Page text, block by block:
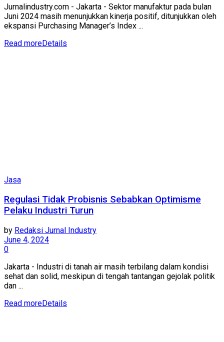
Jurnalindustry.com - Jakarta - Sektor manufaktur pada bulan
Juni 2024 masih menunjukkan kinerja positif, ditunjukkan oleh
ekspansi Purchasing Manager’s Index ...
Read moreDetails
Jasa
Regulasi Tidak Probisnis Sebabkan Optimisme
Pelaku Industri Turun
by Redaksi Jurnal Industry
June 4, 2024
0
Jakarta - Industri di tanah air masih terbilang dalam kondisi
sehat dan solid, meskipun di tengah tantangan gejolak politik
dan ...
Read moreDetails